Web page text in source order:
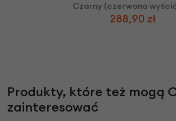
Czarny (czerwona
288,90 zł
Produkty, które też mogą
zainteresować